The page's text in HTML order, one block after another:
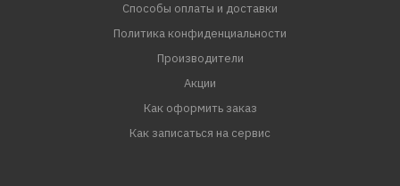
Способы оплаты и доставки
Политика конфиденциальности
Производители
Акции
Как оформить заказ
Как записаться на сервис